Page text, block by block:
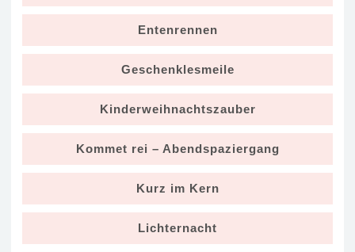
Entenrennen
Geschenklesmeile
Kinderweihnachtszauber
Kommet rei – Abendspaziergang
Kurz im Kern
Lichternacht